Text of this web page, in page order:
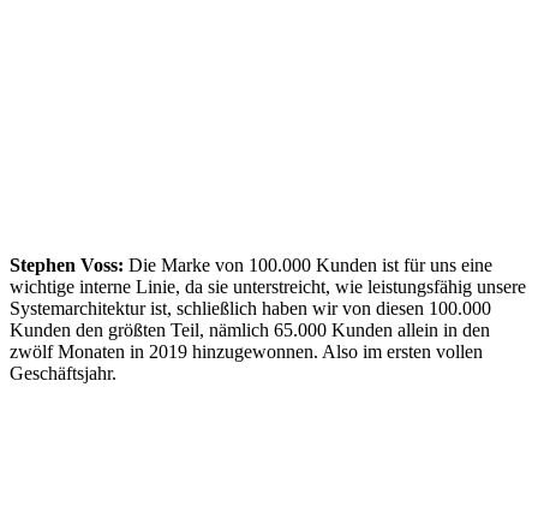
Stephen Voss: Die Marke von 100.000 Kunden ist für uns eine
wichtige interne Linie, da sie unterstreicht, wie leistungsfähig unsere
Systemarchitektur ist, schließlich haben wir von diesen 100.000
Kunden den größten Teil, nämlich 65.000 Kunden allein in den
zwölf Monaten in 2019 hinzugewonnen. Also im ersten vollen
Geschäftsjahr.